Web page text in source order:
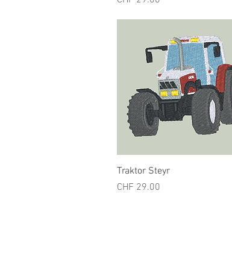
Schnellansicht
Traktor Steyr
Preis
CHF 29.00